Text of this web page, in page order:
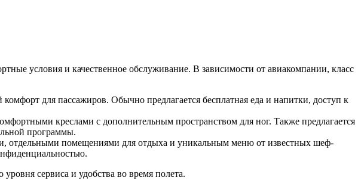
условия и качественное обслуживание. В зависимости от авиакомпании, класс
для пассажиров. Обычно предлагается бесплатная еда и напитки, доступ к
креслами с дополнительным пространством для ног. Также предлагается
программы.
отдельными помещениями для отдыха и уникальным меню от известных шеф-
сервиса и удобства во время полета.